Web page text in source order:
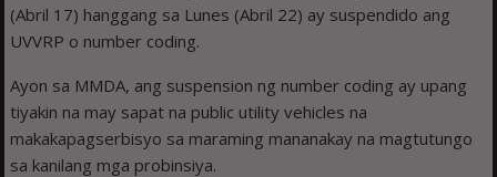
(Abril 17) hanggang sa Lunes (Abril 22) ay suspendido ang
UVVRP o number coding.
Ayon sa MMDA, ang suspension ng number coding ay upang
tiyakin na may sapat na public utility vehicles na
makakapagserbisyo sa maraming mananakay na magtutungo
sa kanilang mga probinsiya.